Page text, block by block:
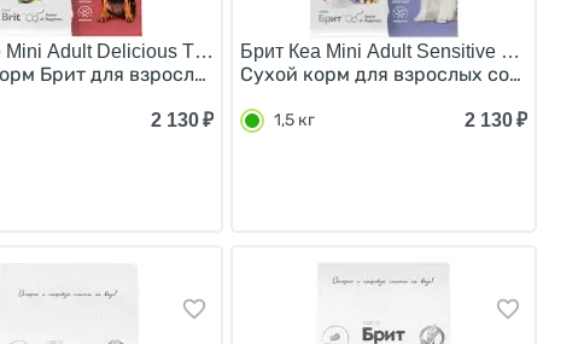
для Здоровой Кожи и Шерсти Лосось индейка 1,5 кг
Mini Adult Delicious Taste/
Брит для взрослых Привередливых собак Мелких пород
2 130 ₽
Брит Кеа Mini Adult Sensitive Healthy
Сухой корм для взрослых собак
1,5 кг 2 130₽